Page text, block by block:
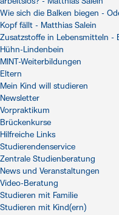
Wie sich die Balken biegen -
Kopf fällt - Matthias Salein
Zusatzstoffe in Lebensmitteln -
Hühn-Lindenbein
MINT-Weiterbildungen
Eltern
Mein Kind will studieren
Newsletter
Vorpraktikum
Brückenkurse
Hilfreiche Links
Studierendenservice
Zentrale Studienberatung
News und Veranstaltungen
Video-Beratung
Studieren mit Familie
Studieren mit Kind(ern)